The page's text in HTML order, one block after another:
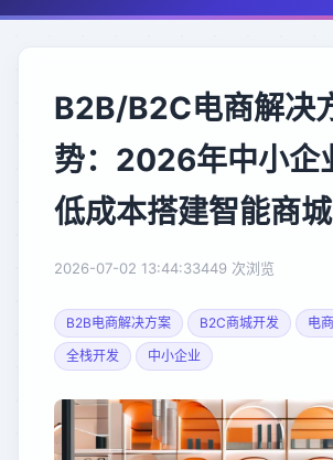
B2B/B2C电商解决
势：2026年中小企
低成本搭建智能商城
2026-07-02 13:44:33449 次浏览
B2B电商解决方案 B2C商城开发
电
全栈开发
中小企业